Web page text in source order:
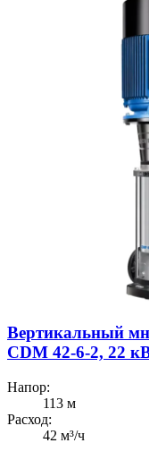
Вертикальный
CDM 42-6-2, 22
Напор:
113 м
Расход:
42 м³/ч